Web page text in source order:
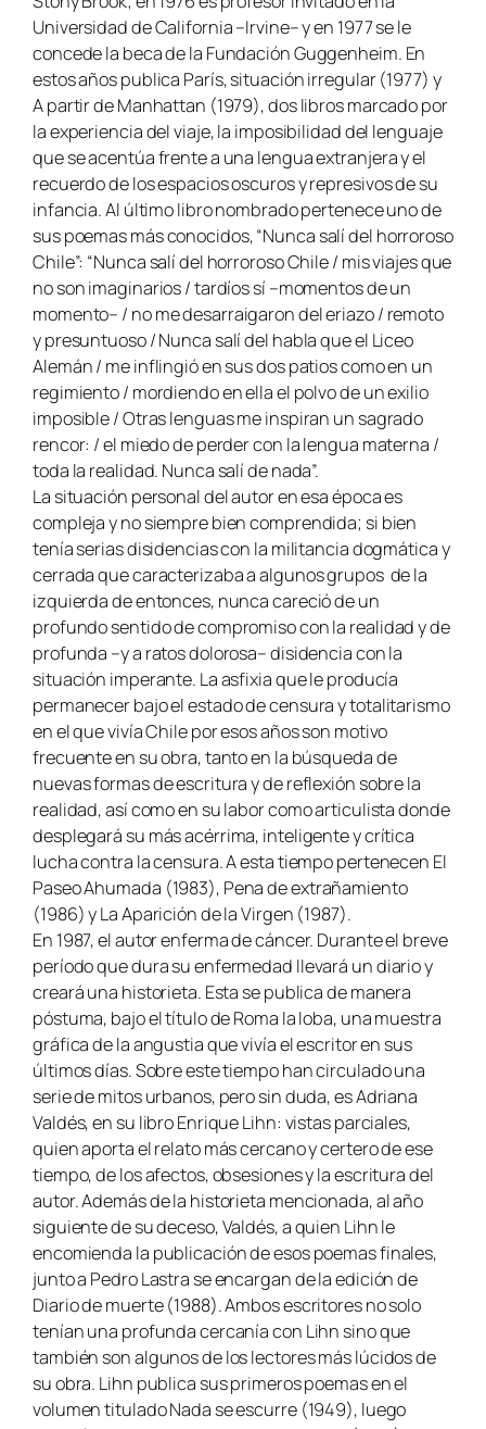
Universidad de California –Irvine– y en 1977 se le
concede la beca de la Fundación Guggenheim. En
estos años publica París, situación irregular (1977) y
A partir de Manhattan (1979), dos libros marcado por
la experiencia del viaje, la imposibilidad del lenguaje
que se acentúa frente a una lengua extranjera y el
recuerdo de los espacios oscuros y represivos de su
infancia. Al último libro nombrado pertenece uno de
sus poemas más conocidos, “Nunca salí del horroroso
Chile”: “Nunca salí del horroroso Chile / mis viajes que
no son imaginarios / tardíos sí –momentos de un
momento– / no me desarraigaron del eriazo / remoto
y presuntuoso / Nunca salí del habla que el Liceo
Alemán / me inflingió en sus dos patios como en un
regimiento / mordiendo en ella el polvo de un exilio
imposible / Otras lenguas me inspiran un sagrado
rencor: / el miedo de perder con la lengua materna /
toda la realidad. Nunca salí de nada”.
La situación personal del autor en esa época es
compleja y no siempre bien comprendida; si bien
tenía serias disidencias con la militancia dogmática y
cerrada que caracterizaba a algunos grupos de la
izquierda de entonces, nunca careció de un
profundo sentido de compromiso con la realidad y de
profunda –y a ratos dolorosa– disidencia con la
situación imperante. La asfixia que le producía
permanecer bajo el estado de censura y totalitarismo
en el que vivía Chile por esos años son motivo
frecuente en su obra, tanto en la búsqueda de
nuevas formas de escritura y de reflexión sobre la
realidad, así como en su labor como articulista donde
desplegará su más acérrima, inteligente y crítica
lucha contra la censura. A esta tiempo pertenecen El
Paseo Ahumada (1983), Pena de extrañamiento
(1986) y La Aparición de la Virgen (1987).
En 1987, el autor enferma de cáncer. Durante el breve
período que dura su enfermedad llevará un diario y
creará una historieta. Esta se publica de manera
póstuma, bajo el título de Roma la loba, una muestra
gráfica de la angustia que vivía el escritor en sus
últimos días. Sobre este tiempo han circulado una
serie de mitos urbanos, pero sin duda, es Adriana
Valdés, en su libro Enrique Lihn: vistas parciales,
quien aporta el relato más cercano y certero de ese
tiempo, de los afectos, obsesiones y la escritura del
autor. Además de la historieta mencionada, al año
siguiente de su deceso, Valdés, a quien Lihn le
encomienda la publicación de esos poemas finales,
junto a Pedro Lastra se encargan de la edición de
Diario de muerte (1988). Ambos escritores no solo
tenían una profunda cercanía con Lihn sino que
también son algunos de los lectores más lúcidos de
su obra. Lihn publica sus primeros poemas en el
volumen titulado Nada se escurre (1949), luego